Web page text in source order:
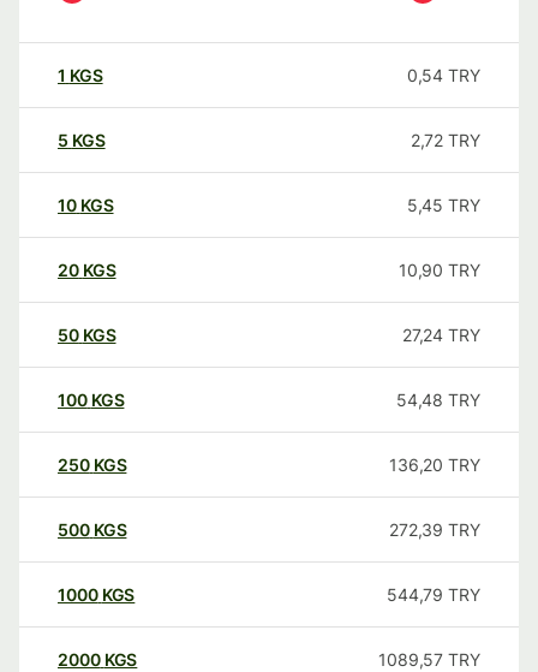
1 KGS 0,54 TRY
5 KGS 2,72 TRY
10 KGS 5,45 TRY
20 KGS 10,90 TRY
50 KGS 27,24 TRY
100 KGS 54,48 TRY
250 KGS 136,20 TRY
500 KGS 272,39 TRY
1000 KGS 544,79 TRY
2000 KGS 1089,57 TRY